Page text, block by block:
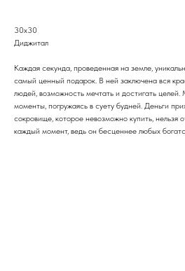
30х30
Диджитал
Каждая секунда, проведенная на земле,
самый ценный подарок. В ней заключена вся
людей, возможность мечтать и достигать
моменты, погружаясь в суету будней. Деньги
сокровище, которое невозможно купить, нельзя
каждый момент, ведь он бесценнее любых